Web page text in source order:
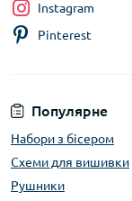
Популярне
Набори з бісером
Схеми для вишивки
Рушники
Instagram
Pinterest